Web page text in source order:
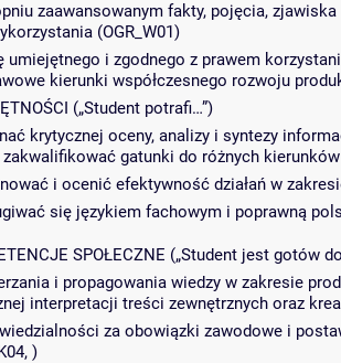
zaawansowanym fakty, pojęcia,
(OGR_W01)
umiejętnego i zgodnego z prawem
kierunki współczesnego rozwoju
(„Student potrafi…”)
krytycznej oceny, analizy i syntezy
gatunki do różnych kierunków
i ocenić efektywność działań w
się językiem fachowym i poprawną
SPOŁECZNE („Student jest gotów
i propagowania wiedzy w zakresie
interpretacji treści zewnętrznych oraz
za obowiązki zawodowe i
)